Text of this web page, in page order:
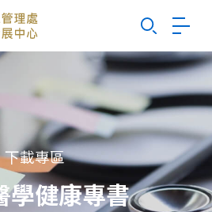
Search
下載專區
學健康專書